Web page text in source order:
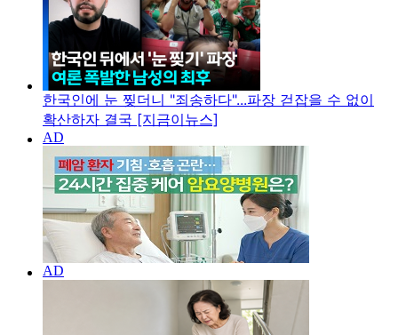
한국인에 눈 찢더니 "죄송하다"...파장 걷잡을 수 없이
확산하자 결국 [지금이뉴스]